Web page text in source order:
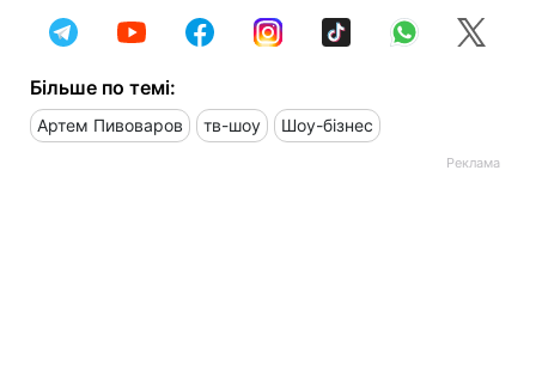
Більше по темі:
Артем Пивоваров тв-шоу Шоу-бізнес